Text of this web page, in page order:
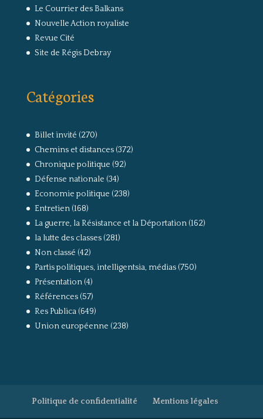
Le Courrier des Balkans
Nouvelle Action royaliste
Revue Cité
Site de Régis Debray
Catégories
Billet invité (270)
Chemins et distances(372)
Chronique politique (92)
Défense nationale (34)
Economie politique (238)
Entretien(168)
La guerre, la Résistance et la Déportation(162)
la lutte des classes(281)
Non classé (42)
Partis politiques, intelligentsia, médias(750)
Présentation(4)
Références(57)
Res Publica(649)
Union européenne (238)
Politique de confidentialité Mentions légales